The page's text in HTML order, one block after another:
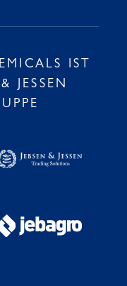
IST
JESSEN